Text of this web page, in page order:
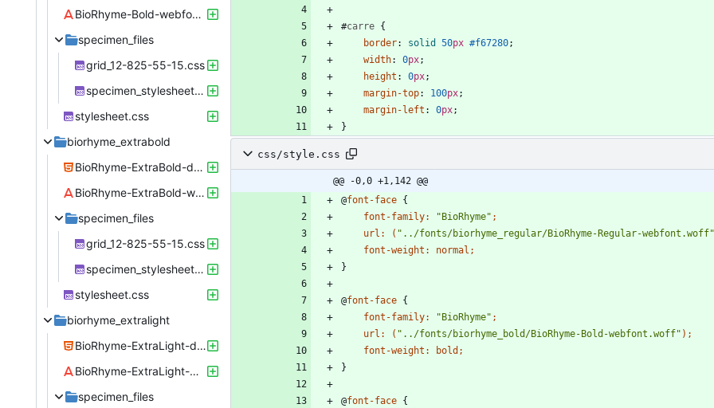
BioRhyme-Bold-webfont.woff
specimen_files
grid_12-825-55-15.css
specimen_stylesheet.css
stylesheet.css
biorhyme_extrabold
BioRhyme-ExtraBold-demo.html
BioRhyme-ExtraBold-webfont.woff
specimen_files
grid_12-825-55-15.css
specimen_stylesheet.css
stylesheet.css
biorhyme_extralight
BioRhyme-ExtraLight-demo.html
BioRhyme-ExtraLight-webfont.woff
specimen_files
#carre {
border: solid 50px #f67280;
width: 0px;
height : 0px;
margin-top: 100px;
margin-left : 0px;
}
css/style.css
@@ -0,0 +1,142 @@
@font-face {
font-family: "BioRhyme" ;
url : ( "../fonts/biorhyme_regular/BioRhyme-Regular-webfont.woff"
font-weight : normal ;
}
@font-face {
font-family: "BioRhyme" ;
url : ( "../fonts/biorhyme_bold/BioRhyme-Bold-webfont.woff" ) ;
font-weight : bold ;
}
@font-face {